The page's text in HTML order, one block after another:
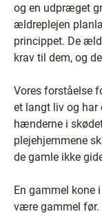
og en udpræget
ældreplejen
princippet. De
krav til dem, og
Vores forståelse
et langt liv og har
hænderne i
plejehjemmene
de gamle ikke
En gammel kone
være gammel